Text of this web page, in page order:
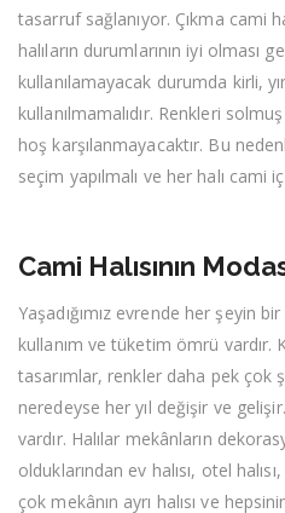
tasarruf sağlanıyor. Çıkma cami
halıların durumlarının iyi olması
kullanılamayacak durumda kirli,
kullanılmamalıdır. Renkleri
hoş karşılanmayacaktır. Bu
seçim yapılmalı ve her halı cami
Cami Halısının
Yaşadığımız evrende her şeyin
kullanım ve tüketim ömrü vardır.
tasarımlar, renkler daha pek çok
neredeyse her yıl değişir ve
vardır. Halılar mekânların
olduklarından ev halısı, otel
çok mekânın ayrı halısı ve